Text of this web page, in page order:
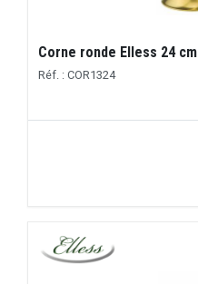
Corne ronde Elless 24 cm
Réf. : COR1324